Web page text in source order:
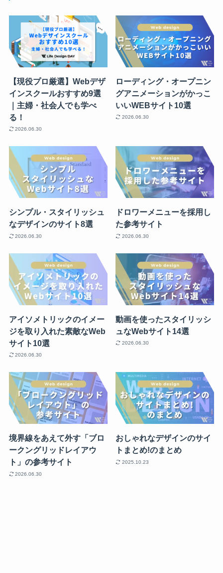
【現役プロ厳選】Webデザ
インスクールおすすめ9選
｜主婦・社会人でも学べ
る！
2026.06.30
ローディング・オープニン
グアニメーションがかっこ
いいWEBサイト10選
2026.06.30
シンプル・スタイリッシュ
なデザインのサイト8選
2026.06.30
ドロワーメニューを採用し
た参考サイト
2026.06.30
アイソメトリックのイメー
ジを取り入れた素敵なWeb
サイト10選
2026.06.30
動画を使ったスタイリッシ
ュなWebサイト14選
2026.06.30
境界線をあえて外す「ブロ
ークングリッドレイアウ
ト」の参考サイト
2026.06.30
おしゃれなデザインのサイ
トまとめ!のまとめ
2025.10.23